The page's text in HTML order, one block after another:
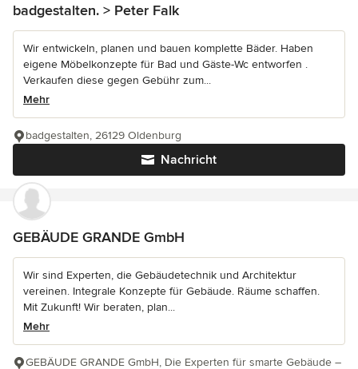
badgestalten. > Peter Falk
Wir entwickeln, planen und bauen komplette Bäder. Haben
eigene Möbelkonzepte für Bad und Gäste-Wc entworfen .
Verkaufen diese gegen Gebühr zum...
Mehr
Nachricht
badgestalten, 26129 Oldenburg
GEBÄUDE GRANDE GmbH
Wir sind Experten, die Gebäudetechnik und Architektur
vereinen. Integrale Konzepte für Gebäude. Räume schaffen.
Mit Zukunft! Wir beraten, plan...
Mehr
GEBÄUDE GRANDE GmbH, Die Experten für smarte Gebäude –